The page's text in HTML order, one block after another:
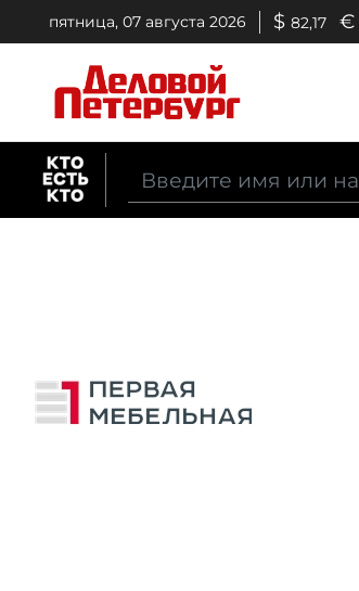
пятница, 07 августа 2026 $ 82,17 €